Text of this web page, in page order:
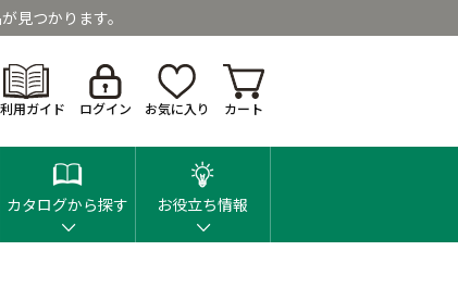
見つかります。
用ガイド ログイン お気に入り カート
カタログから探す お役立ち情報